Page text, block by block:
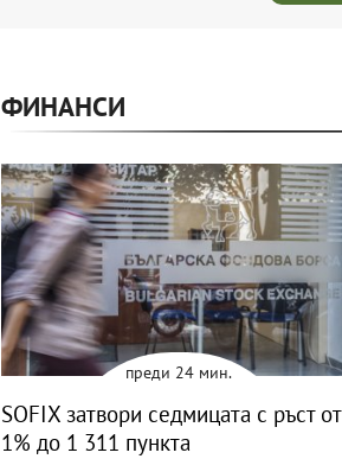
ФИНАНСИ
преди 24 мин.
SOFIX затвори седмицата с ръст от
1% до 1 311 пункта